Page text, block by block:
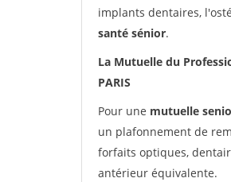
implants dentaires,
santé sénior.
La Mutuelle du
PARIS
Pour une mutuelle
un plafonnement de
forfaits optiques,
antérieur équivalente.